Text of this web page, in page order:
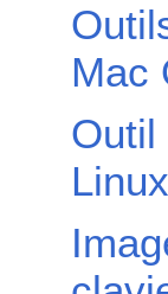
Mac
Outil
Linux